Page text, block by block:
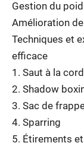
Gestion du
Amélioration
Techniques et
efficace
1. Saut à la
2. Shadow
3. Sac de
4. Sparring
5. Étirements